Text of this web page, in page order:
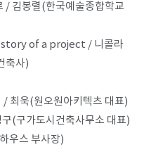
/ 김봉렬(한국예술종합학교
story of a project / 니콜라
축사)
/ 최욱(원오원아키텍츠 대표)
(구가도시건축사무소 대표)
우스 부사장)